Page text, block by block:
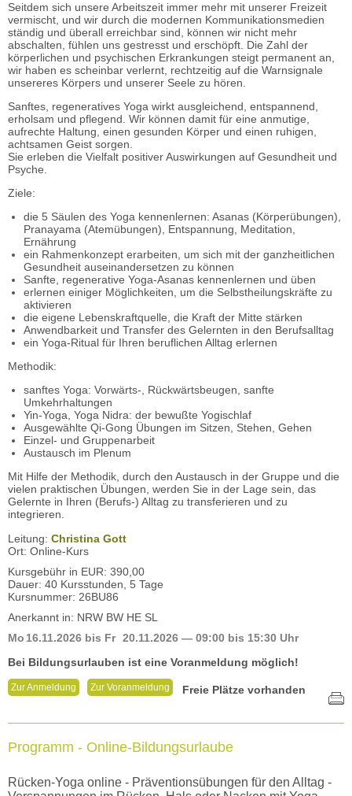
Seitdem sich unsere Arbeitszeit immer mehr mit unserer Freizeit
vermischt, und wir durch die modernen Kommunikationsmedien
ständig und überall erreichbar sind, können wir nicht mehr
abschalten, fühlen uns gestresst und erschöpft. Die Zahl der
körperlichen und psychischen Erkrankungen steigt permanent an,
wir haben es scheinbar verlernt, rechtzeitig auf die Warnsignale
unsereres Körpers und unserer Seele zu hören.
Sanftes, regeneratives Yoga wirkt ausgleichend, entspannend,
erholsam und pflegend. Wir können damit für eine anmutige,
aufrechte Haltung, einen gesunden Körper und einen ruhigen,
achtsamen Geist sorgen.
Sie erleben die Vielfalt positiver Auswirkungen auf Gesundheit und
Psyche.
Ziele:
die 5 Säulen des Yoga kennenlernen: Asanas (Körperübungen),
Pranayama (Atemübungen), Entspannung, Meditation,
Ernährung
ein Rahmenkonzept erarbeiten, um sich mit der ganzheitlichen
Gesundheit auseinandersetzen zu können
Sanfte, regenerative Yoga-Asanas kennenlernen und üben
erlernen einiger Möglichkeiten, um die Selbstheilungskräfte zu
aktivieren
die eigene Lebenskraftquelle, die Kraft der Mitte stärken
Anwendbarkeit und Transfer des Gelernten in den Berufsalltag
ein Yoga-Ritual für Ihren beruflichen Alltag erlernen
Methodik:
sanftes Yoga: Vorwärts-, Rückwärtsbeugen, sanfte
Umkehrhaltungen
Yin-Yoga, Yoga Nidra: der bewußte Yogischlaf
Ausgewählte Qi-Gong Übungen im Sitzen, Stehen, Gehen
Einzel- und Gruppenarbeit
Austausch im Plenum
Mit Hilfe der Methodik, durch den Austausch in der Gruppe und die
vielen praktischen Übungen, werden Sie in der Lage sein, das
Gelernte in Ihren (Berufs-) Alltag zu transferieren und zu
integrieren.
Leitung: Christina Gott
Ort: Online-Kurs
Kursgebühr in EUR: 390,00
Dauer: 40 Kursstunden, 5 Tage
Kursnummer: 26BU86
Anerkannt in: NRW BW HE SL
Mo 16.11.2026 bis Fr 20.11.2026 — 09:00 bis 15:30 Uhr
Bei Bildungsurlauben ist eine Voranmeldung möglich!
Zur Anmeldung Zur Voranmeldung Freie Plätze vorhanden
Programm - Online-Bildungsurlaube
Rücken-Yoga online - Präventionsübungen für den Alltag -